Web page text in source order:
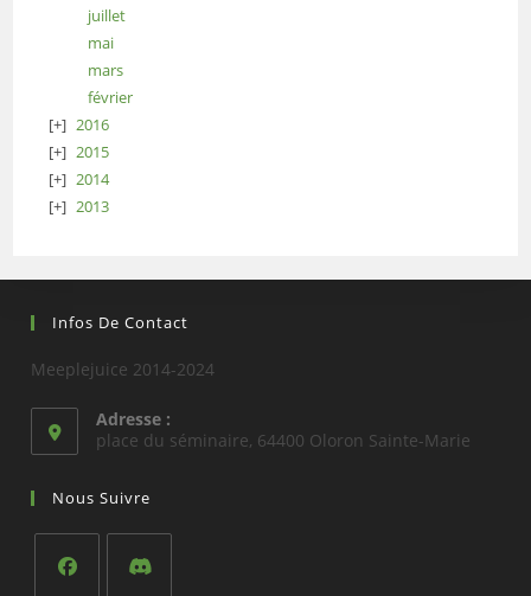
juillet
mai
mars
février
2016
2015
2014
2013
Infos De Contact
Meeplejuice 2014-2024
Adresse :
place du séminaire, 64400 Oloron Sainte-Marie
Nous Suivre